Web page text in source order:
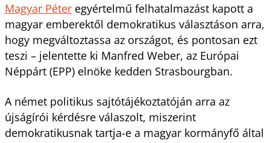
Magyar Péteregyértelmű felhatalmazást kapott a
magyar emberektől demokratikus választáson arra,
hogy megváltoztassa az országot, és pontosan ezt
teszi – jelentette ki Manfred Weber, az Európai
Néppárt (EPP) elnöke kedden Strasbourgban.
A német politikus sajtótájékoztatóján arra az
újságírói kérdésre válaszolt, miszerint
demokratikusnak tartja-e a magyar kormányfő által